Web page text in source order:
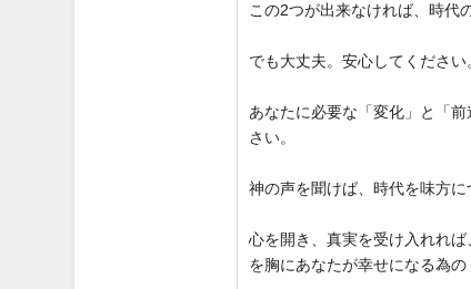
この2つが出来なければ、時代
でも大丈夫。安心してください
あなたに必要な「変化」と「
さい。
神の声を聞けば、時代を味方
心を開き、真実を受け入れれ
を胸にあなたが幸せになる為